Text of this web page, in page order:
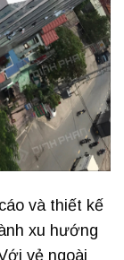
và thiết kế
xu hướng
vẻ ngoài